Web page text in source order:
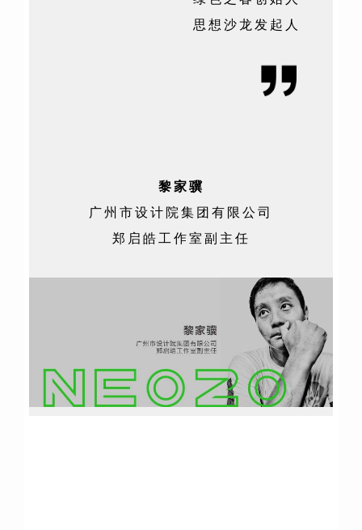
思想沙龙发起人
黎家骥
广州市设计院集团有限公司
郑启皓工作室副主任